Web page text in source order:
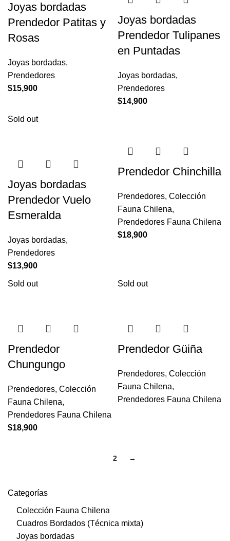
Categorías
Colección Fauna Chilena
Cuadros Bordados (Técnica mixta)
Joyas bordadas
Joyas bordadas
Prendedor Patitas y
Rosas
Joyas bordadas,
Prendedores
$15,900
Joyas bordadas
Prendedor Tulipanes
en Puntadas
Joyas bordadas,
Prendedores
$14,900
Sold out
Joyas bordadas
Prendedor Vuelo
Esmeralda
Joyas bordadas,
Prendedores
$13,900
Prendedor Chinchilla
Prendedores, Colección
Fauna Chilena,
Prendedores Fauna Chilena
$18,900
Sold out
Prendedor
Chungungo
Prendedores, Colección
Fauna Chilena,
Prendedores Fauna Chilena
$18,900
Sold out
Prendedor Güiña
Prendedores, Colección
Fauna Chilena,
Prendedores Fauna Chilena
2 →